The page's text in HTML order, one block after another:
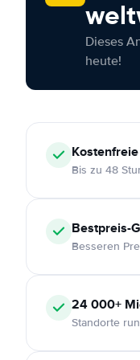
Dieses
heute!
Kostenfreie
Bis zu 48
Bestpreis-
Besseren
24 000+
Standorte